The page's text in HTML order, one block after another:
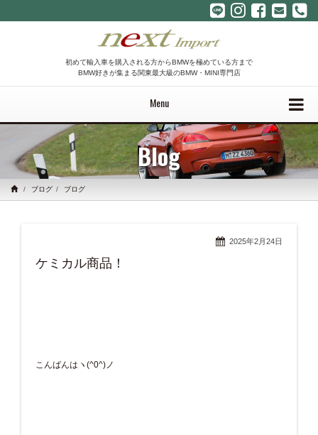
初めて輸入車を購入される方からBMWを極めている方まで
BMW好きが集まる関東最大級のBMW・MINI専門店
Menu
Blog
ブログ ブログ
2025年2月24日
ケミカル商品！
こんばんはヽ(^0^)ノ